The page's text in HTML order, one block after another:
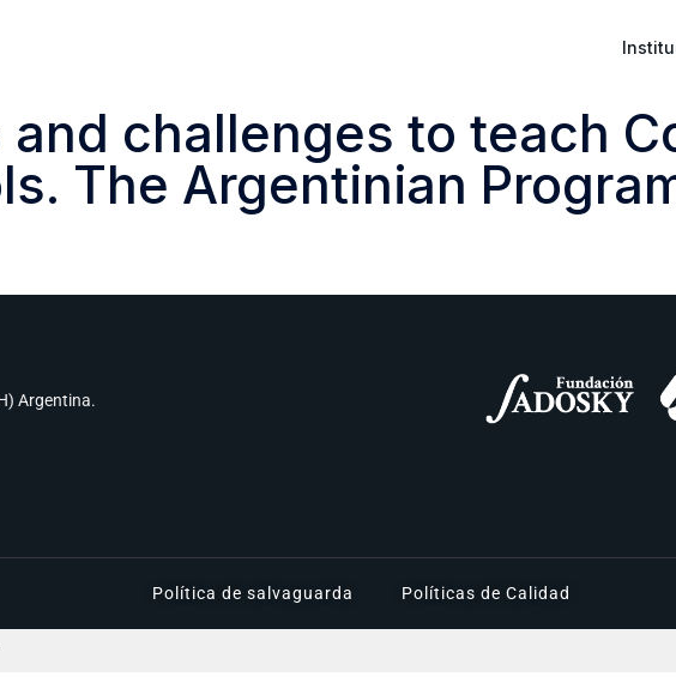
and challenges to teach
The Argentinian
Argentina.
Política de salvaguarda Políticas de Calidad